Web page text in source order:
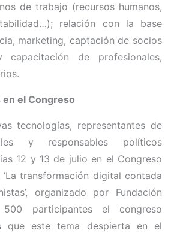
de trabajo (recursos humanos,
relación con la base
marketing, captación de socios
de profesionales,
el Congreso
tecnologías, representantes de
y responsables políticos
12 y 13 de julio en el Congreso
transformación digital contada
organizado por Fundación
500 participantes el congreso
que este tema despierta en el